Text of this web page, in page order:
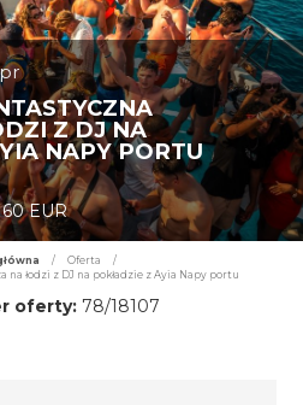
Z DJ NA
NAPY PORTU
EUR
/ Oferta
/
łodzi z DJ na pokładzie z Ayia Napy portu
oferty: 78/18107